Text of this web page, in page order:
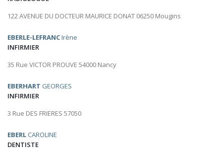
122 AVENUE DU DOCTEUR MAURICE DONAT 06250 Mougins
EBERLE-LEFRANCIrène
INFIRMIER
35 Rue VICTOR PROUVE 54000 Nancy
EBERHART GEORGES
INFIRMIER
3 Rue DES FRIERES 57050
EBERL CAROLINE
DENTISTE